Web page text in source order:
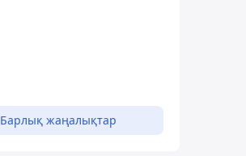
Барлық жаңалықтар